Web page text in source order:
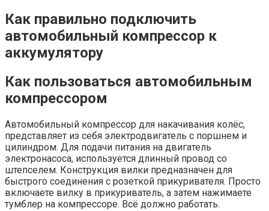
Как правильно подключить
автомобильный компрессор к
аккумулятору
Как пользоваться автомобильным
компрессором
Автомобильный компрессор для накачивания колёс,
представляет из себя электродвигатель с поршнем и
цилиндром. Для подачи питания на двигатель
электронасоса, используется длинный провод со
штепселем. Конструкция вилки предназначен для
быстрого соединения с розеткой прикуривателя. Просто
включаете вилку в прикуриватель, а затем нажимаете
тумблер на компрессоре. Всё должно работать.